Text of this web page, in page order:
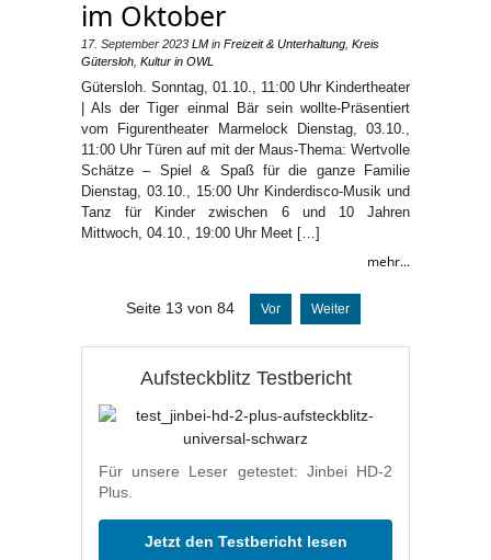
im Oktober
17. September 2023 LM in Freizeit & Unterhaltung Kreis
Gütersloh Kultur in OWL
Gütersloh. Sonntag, 01.10., 11:00 Uhr Kindertheater
| Als der Tiger einmal Bär sein wollte-Präsentiert
vom Figurentheater Marmelock Dienstag, 03.10.,
11:00 Uhr Türen auf mit der Maus-Thema: Wertvolle
Schätze – Spiel & Spaß für die ganze Familie
Dienstag, 03.10., 15:00 Uhr Kinderdisco-Musik und
Tanz für Kinder zwischen 6 und 10 Jahren
Mittwoch, 04.10., 19:00 Uhr Meet […]
mehr...
Seite 13 von 84 Vor Weiter
Aufsteckblitz Testbericht
Für unsere Leser getestet: Jinbei HD-2
Plus.
Jetzt den Testbericht lesen